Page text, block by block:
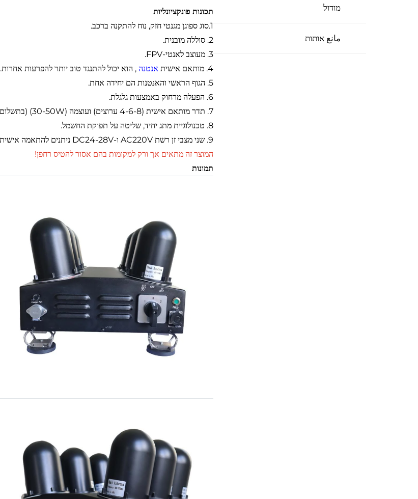
מודול
مانع אותות
תכונות פונקציונליות
1
.סוג ספוגן מגנטי חזק, נוח להתקנה ברכב.
2. סוללה מובנית.
3. מעוצב לאנטי-FPV.
4. מותאם אישית
אנטנה , הוא יכול להתנגד טוב יותר להפרעות אחרות.
5. הגוף הראשי והאנטנות הם יחידה אחת.
6. הפעלה מרחוק באמצעות גלגלת.
7. תדר מותאם אישית (4-6-8 ערוצים) ועוצמה (30-50W) (בתשלום).
8. טכנולוגיית מתג יחיד, שליטה על תפוקת החשמל.
9. שני מצבי זן רשת AC220V ו-DC24-28V ניתנים להתאמה אישית
המוצר זה מתאים אך ורק למקומות בהם אסור להטיס רחפן!
תמונות